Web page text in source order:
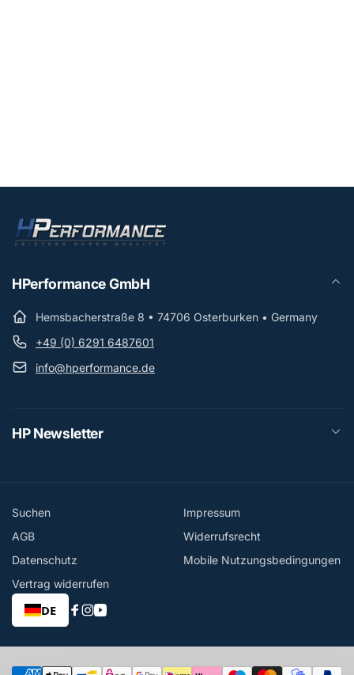
HPerformance GmbH
Hemsbacherstraße 8 • 74706 Osterburken • Germany
+49 (0) 6291 6487601
info@hperformance.de
HP Newsletter
Suchen
Impressum
AGB
Widerrufsrecht
Datenschutz
Mobile Nutzungsbedingungen
Vertrag widerrufen
DE
Facebook
Instagram
YouTube